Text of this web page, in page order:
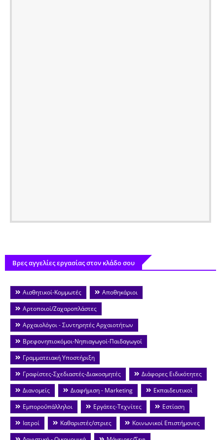
Βρες αγγελίες εργασίας στον κλάδο σου
Αισθητικοί-Κομμωτές
Αποθηκάριοι
Αρτοποιοί/Ζαχαροπλάστες
Αρχαιολόγοι - Συντηρητές Αρχαιοτήτων
Βρεφονηπιοκόμοι-Νηπιαγωγοί-Παιδαγωγοί
Γραμματειακή Υποστήριξη
Γραφίστες-Σχεδιαστές-Διακοσμητές
Διάφορες Ειδικότητες
Διανομείς
Διαφήμιση - Marketing
Εκπαιδευτικοί
Εμποροΰπάλληλοι
Εργάτες-Τεχνίτες
Εστίαση
Ιατροί
Καθαριστές/στριες
Κοινωνικοί Επιστήμονες